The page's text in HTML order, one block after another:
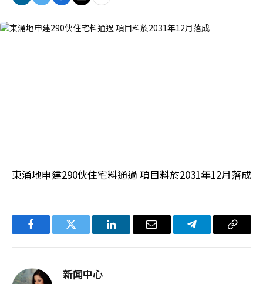
東涌地申建290伙住宅料通過 項目料於2031年12月落成
FacebookTwitter LinkedIn电
Telegram复
新闻中心